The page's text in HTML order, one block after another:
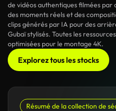
de vidéos authentiques filmées
des moments réels et des
clips générés par IA pour des
Gubaï stylisés. Toutes les
optimisées pour le montage 4K.
Explorez tous les stocks
Résumé de la collection de